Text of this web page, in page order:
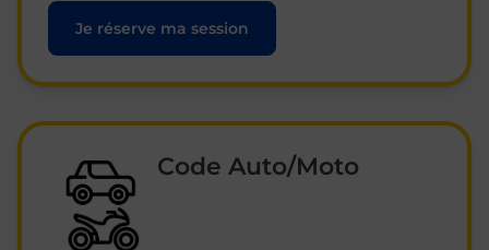
Je réserve ma session
Code Auto/Moto